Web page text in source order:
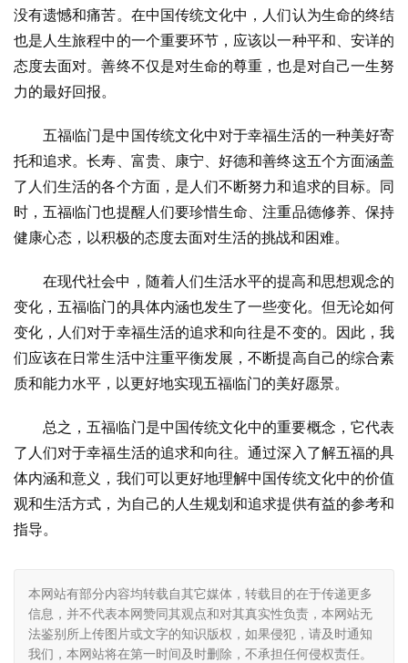
没有遗憾和痛苦。在中国传统文化中，人们认为生命的终结
也是人生旅程中的一个重要环节，应该以一种平和、安详的
态度去面对。善终不仅是对生命的尊重，也是对自己一生努
力的最好回报。
五福临门是中国传统文化中对于幸福生活的一种美好寄
托和追求。长寿、富贵、康宁、好德和善终这五个方面涵盖
了人们生活的各个方面，是人们不断努力和追求的目标。同
时，五福临门也提醒人们要珍惜生命、注重品德修养、保持
健康心态，以积极的态度去面对生活的挑战和困难。
在现代社会中，随着人们生活水平的提高和思想观念的
变化，五福临门的具体内涵也发生了一些变化。但无论如何
变化，人们对于幸福生活的追求和向往是不变的。因此，我
们应该在日常生活中注重平衡发展，不断提高自己的综合素
质和能力水平，以更好地实现五福临门的美好愿景。
总之，五福临门是中国传统文化中的重要概念，它代表
了人们对于幸福生活的追求和向往。通过深入了解五福的具
体内涵和意义，我们可以更好地理解中国传统文化中的价值
观和生活方式，为自己的人生规划和追求提供有益的参考和
指导。
本网站有部分内容均转载自其它媒体，转载目的在于传递更多
信息，并不代表本网赞同其观点和对其真实性负责，本网站无
法鉴别所上传图片或文字的知识版权，如果侵犯，请及时通知
我们，本网站将在第一时间及时删除，不承担任何侵权责任。